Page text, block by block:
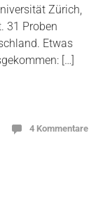
Zürich,
31 Proben
Etwas
[…]
4 Kommentare